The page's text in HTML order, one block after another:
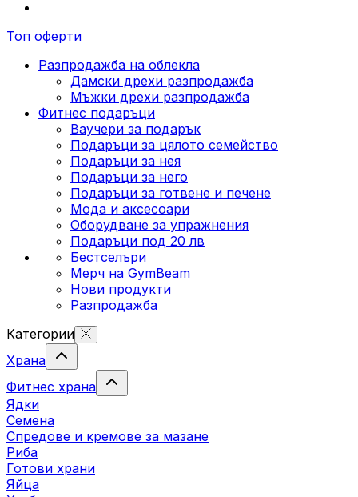
Топ оферти
Разпродажба на облекла
Дамски дрехи разпродажба
Мъжки дрехи разпродажба
Фитнес подаръци
Ваучери за подарък
Подаръци за цялото семейство
Подаръци за нея
Подаръци за него
Подаръци за готвене и печене
Мода и аксесоари
Оборудване за упражнения
Подаръци под 20 лв
Бестселъри
Мерч на GymBeam
Нови продукти
Разпродажба
Категории
Храна
Фитнес храна
Ядки
Семена
Спредове и кремове за мазане
Риба
Готови храни
Яйца